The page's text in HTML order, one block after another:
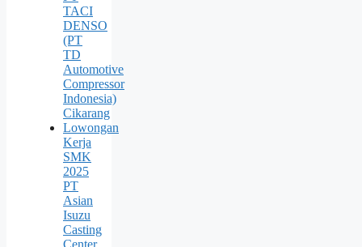
TACI
DENSO
(PT
TD
Automotive
Compressor
Indonesia)
Cikarang
Lowongan
Kerja
SMK
2025
PT
Asian
Isuzu
Casting